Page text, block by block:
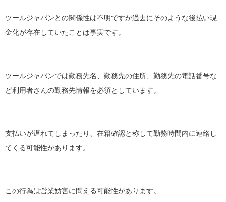
ツールジャパンとの関係性は不明ですが過去にそのような後払い現
金化が存在していたことは事実です。
ツールジャパンでは勤務先名、勤務先の住所、勤務先の電話番号な
ど利用者さんの勤務先情報を必須としています。
支払いが遅れてしまったり、在籍確認と称して勤務時間内に連絡し
てくる可能性があります。
この行為は営業妨害に問える可能性があります。